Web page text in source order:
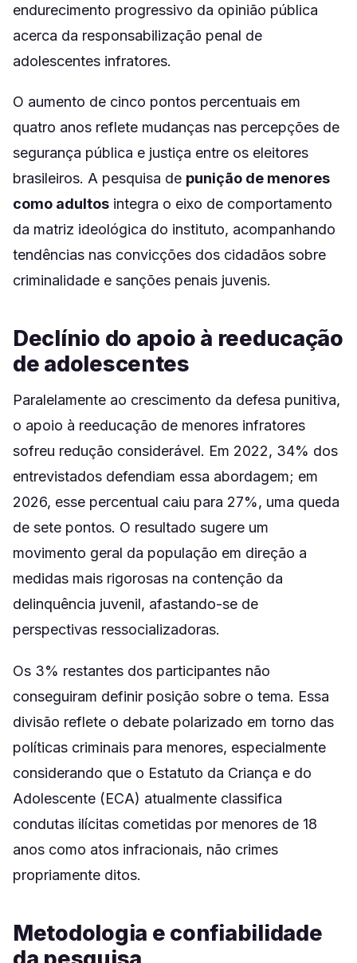
endurecimento progressivo da opinião pública
acerca da responsabilização penal de
adolescentes infratores.
O aumento de cinco pontos percentuais em
quatro anos reflete mudanças nas percepções de
segurança pública e justiça entre os eleitores
brasileiros. A pesquisa de punição de menores
como adultos integra o eixo de comportamento
da matriz ideológica do instituto, acompanhando
tendências nas convicções dos cidadãos sobre
criminalidade e sanções penais juvenis.
Declínio do apoio à reeducação
de adolescentes
Paralelamente ao crescimento da defesa punitiva,
o apoio à reeducação de menores infratores
sofreu redução considerável. Em 2022, 34% dos
entrevistados defendiam essa abordagem; em
2026, esse percentual caiu para 27%, uma queda
de sete pontos. O resultado sugere um
movimento geral da população em direção a
medidas mais rigorosas na contenção da
delinquência juvenil, afastando-se de
perspectivas ressocializadoras.
Os 3% restantes dos participantes não
conseguiram definir posição sobre o tema. Essa
divisão reflete o debate polarizado em torno das
políticas criminais para menores, especialmente
considerando que o Estatuto da Criança e do
Adolescente (ECA) atualmente classifica
condutas ilícitas cometidas por menores de 18
anos como atos infracionais, não crimes
propriamente ditos.
Metodologia e confiabilidade